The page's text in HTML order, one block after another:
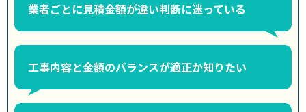
業者ごとに見積金額が違い判断に迷っている
工事内容と金額のバランスが適正か知りたい